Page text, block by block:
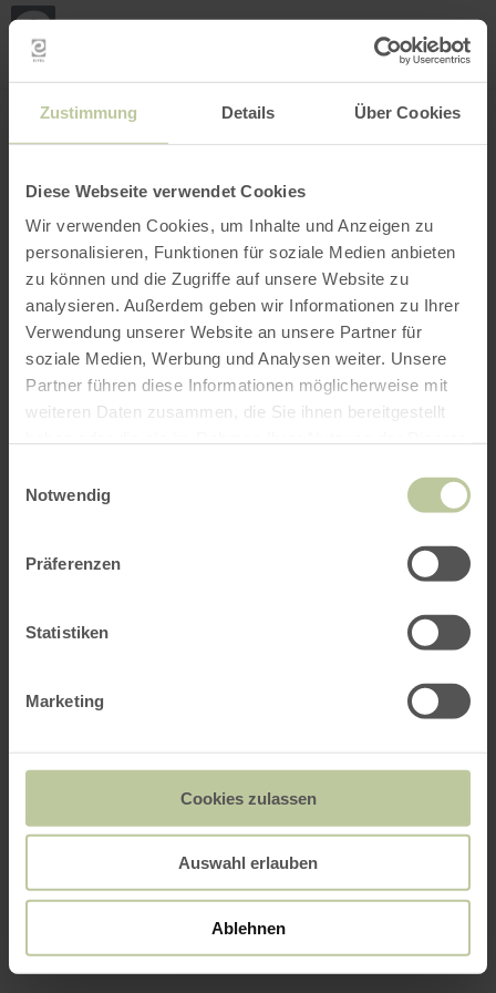
Zustimmung Details Über Cookies
Diese Webseite verwendet Cookies
Wir verwenden Cookies, um Inhalte und Anzeigen zu
personalisieren, Funktionen für soziale Medien anbieten
zu können und die Zugriffe auf unsere Website zu
analysieren. Außerdem geben wir Informationen zu Ihrer
Verwendung unserer Website an unsere Partner für
soziale Medien, Werbung und Analysen weiter. Unsere
Partner führen diese Informationen möglicherweise mit
weiteren Daten zusammen, die Sie ihnen bereitgestellt
Notwendig
Präferenzen
Statistiken
Marketing
Cookies zulassen
Auswahl erlauben
Ablehnen
INTERACTIVE MAP
my
Open filter